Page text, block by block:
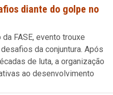
diante do golpe no
FASE, evento trouxe
da conjuntura. Após
de luta, a organização
ao desenvolvimento